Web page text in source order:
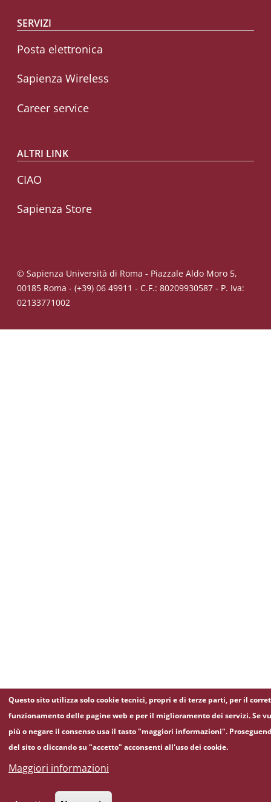
SERVIZI
Posta elettronica
Sapienza Wireless
Career service
ALTRI LINK
CIAO
Sapienza Store
© Sapienza Università di Roma - Piazzale Aldo Moro 5,
00185 Roma - (+39) 06 49911 - C.F.: 80209930587 - P. Iva:
02133771002
Questo sito utilizza solo cookie tecnici, propri e di terze parti, per il
funzionamento delle pagine web e per il miglioramento dei servizi. Se
più o negare il consenso usa il tasto "maggiori informazioni".
del sito o cliccando su "accetto" acconsenti all'uso dei cookie.
Maggiori informazioni